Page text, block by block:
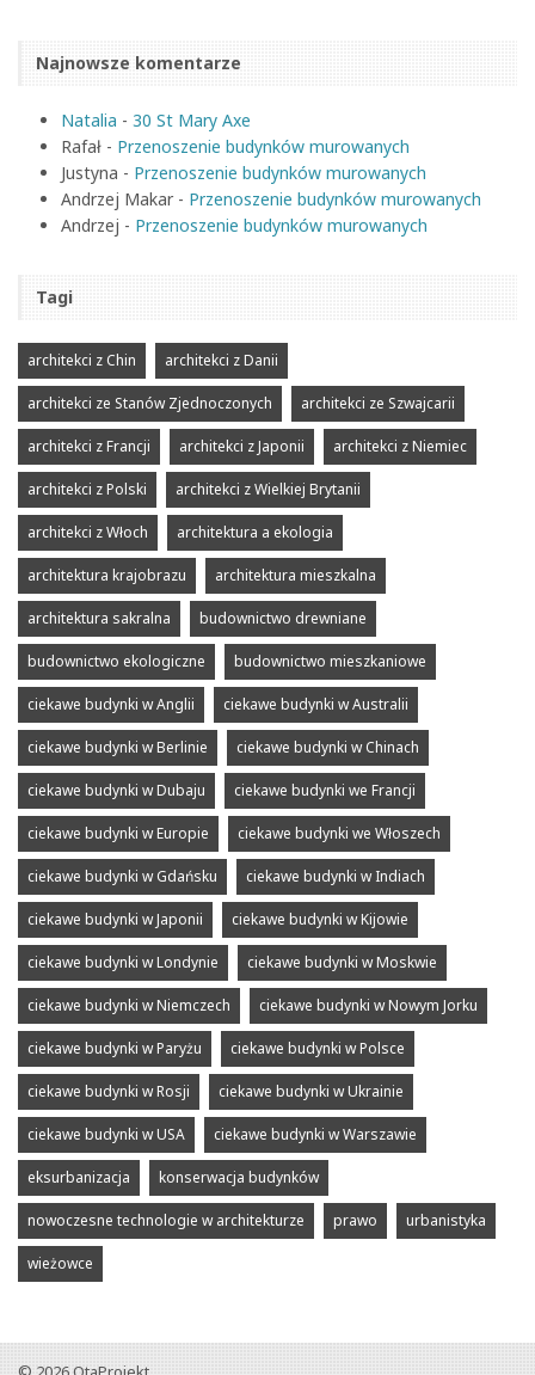
Najnowsze komentarze
Natalia - 30 St Mary Axe
Rafał - Przenoszenie budynków murowanych
Justyna - Przenoszenie budynków murowanych
Andrzej Makar - Przenoszenie budynków murowanych
Andrzej - Przenoszenie budynków murowanych
Tagi
architekci z Chin architekci z Danii
architekci ze Stanów Zjednoczonych architekci ze Szwajcarii
architekci z Francji architekci z Japonii architekci z Niemiec
architekci z Polski architekci z Wielkiej Brytanii
architekci z Włoch architektura a ekologia
architektura krajobrazu architektura mieszkalna
architektura sakralna budownictwo drewniane
budownictwo ekologiczne budownictwo mieszkaniowe
ciekawe budynki w Anglii ciekawe budynki w Australii
ciekawe budynki w Berlinie ciekawe budynki w Chinach
ciekawe budynki w Dubaju ciekawe budynki we Francji
ciekawe budynki w Europie ciekawe budynki we Włoszech
ciekawe budynki w Gdańsku ciekawe budynki w Indiach
ciekawe budynki w Japonii ciekawe budynki w Kijowie
ciekawe budynki w Londynie ciekawe budynki w Moskwie
ciekawe budynki w Niemczech ciekawe budynki w Nowym Jorku
ciekawe budynki w Paryżu ciekawe budynki w Polsce
ciekawe budynki w Rosji ciekawe budynki w Ukrainie
ciekawe budynki w USA ciekawe budynki w Warszawie
eksurbanizacja konserwacja budynków
nowoczesne technologie w architekturze prawo urbanistyka
wieżowce